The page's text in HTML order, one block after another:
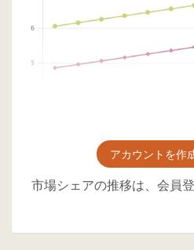
アカウントを作
市場シェアの推移は、会員